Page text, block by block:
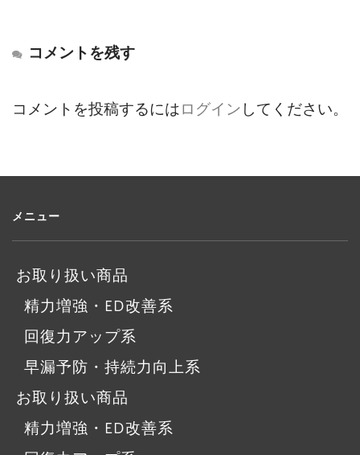
コメントを残す
コメントを投稿するにはログイン してください。
メニュー
お取り扱い商品
精力増強・ED改善系
回復力アップ系
早漏予防・持続力向上系
お取り扱い商品
精力増強・ED改善系